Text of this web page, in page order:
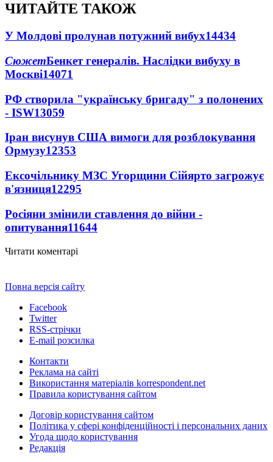
ЧИТАЙТЕ ТАКОЖ
У Молдові пролунав потужний вибух14434
СюжетБенкет генералів. Наслідки вибуху в
Москві14071
РФ створила "українську бригаду" з полонених
- ISW13059
Іран висунув США вимоги для розблокування
Ормузу12353
Ексочільнику МЗС Угорщини Сійярто загрожує
в'язниця12295
Росіяни змінили ставлення до війни -
опитування11644
Читати коментарі
Повна версія сайту
Facebook
Twitter
RSS-стрічки
E-mail розсилка
Контакти
Реклама на сайті
Використання матеріалів korrespondent.net
Правила користування сайтом
Договір користування сайтом
Політика у сфері конфіденційності і персональних даних
Угода щодо користування
Редакція